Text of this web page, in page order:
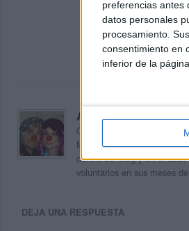
preferencias antes
datos personales
procesamiento.
consentimiento en
inferior de la
Acerca de
Orientación Andújar no es
Maribel, que además de
dentro del blog y en el
voluntarios en sus meses
DEJA UNA RESPUESTA